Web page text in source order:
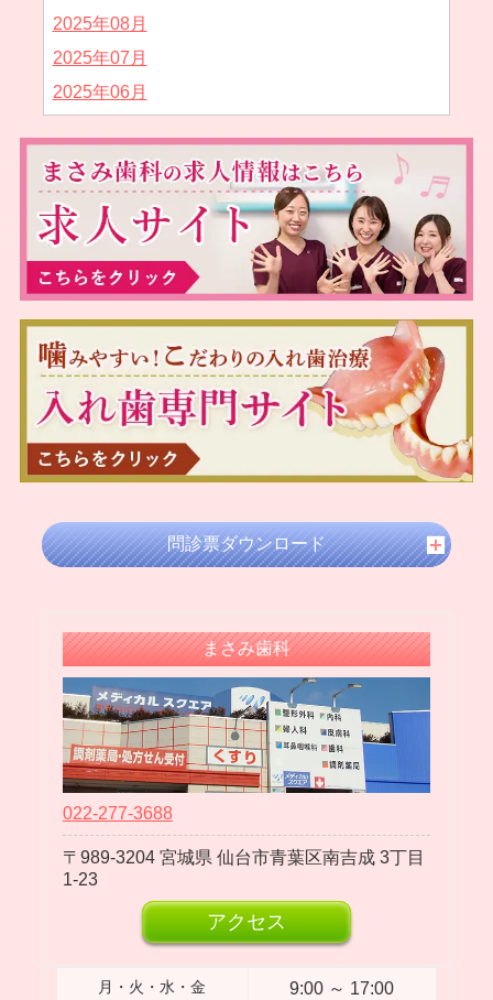
2025年08月
2025年07月
2025年06月
2025年04月
2025年02月
2025年01月
2024年12月
2024年11月
2024年10月
2024年09月
2024年08月
2024年07月
2024年05月
2024年03月
2024年02月
2023年12月
2023年11月
2023年10月
2023年09月
2023年08月
2023年07月
2023年05月
2023年04月
2023年03月
2023年02月
問診票ダウンロード
まさみ歯科
022-277-3688
989-3204 宮城県 仙台市青葉区南吉成 3丁目
1-23
アクセス
月・火・水・金 9:00 ～ 17:00